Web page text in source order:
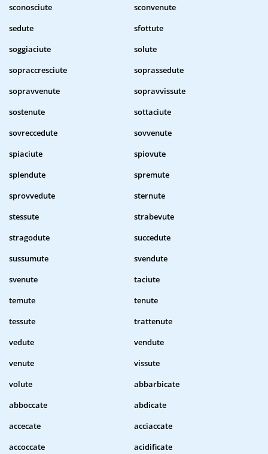
sconosciute
sconvenute
sedute
sfottute
soggiaciute
solute
sopraccresciute
soprassedute
sopravvenute
sopravvissute
sostenute
sottaciute
sovreccedute
sovvenute
spiaciute
spiovute
splendute
spremute
sprovvedute
sternute
stessute
strabevute
stragodute
succedute
sussumute
svendute
svenute
taciute
temute
tenute
tessute
trattenute
vedute
vendute
venute
vissute
volute
abbarbicate
abboccate
abdicate
accecate
acciaccate
accoccate
acidificate